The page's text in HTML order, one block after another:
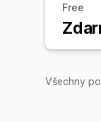
Free
Všechny